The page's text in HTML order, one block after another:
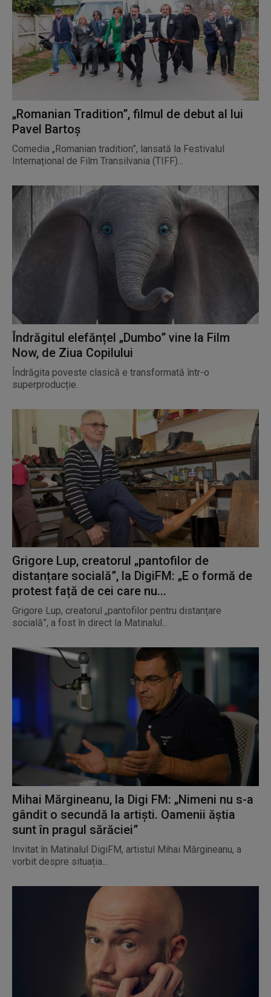
„Romanian Tradition”, filmul de debut al lui
Pavel Bartoș
Comedia „Romanian tradition”, lansată la Festivalul
Internațional de Film Transilvania (TIFF)...
Îndrăgitul elefănțel „Dumbo” vine la Film
Now, de Ziua Copilului
Îndrăgita poveste clasică e transformată într-o
superproducție.
Grigore Lup, creatorul „pantofilor de
distanțare socială”, la DigiFM: „E o formă de
protest față de cei care nu...
Grigore Lup, creatorul „pantofilor pentru distanțare
socială”, a fost în direct la Matinalul...
Mihai Mărgineanu, la Digi FM: „Nimeni nu s-a
gândit o secundă la artiști. Oamenii ăștia
sunt în pragul sărăciei”
Invitat în Matinalul DigiFM, artistul Mihai Mărgineanu, a
vorbit despre situația...